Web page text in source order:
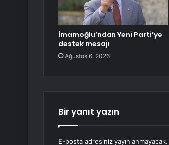
İmamoğlu’ndan Yeni Parti’ye
destek mesajı
Ağustos 6, 2026
Bir yanıt yazın
E-posta adresiniz yayınlanmayacak.